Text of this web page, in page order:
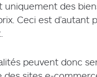
uniquement des
Ceci est
peuvent donc